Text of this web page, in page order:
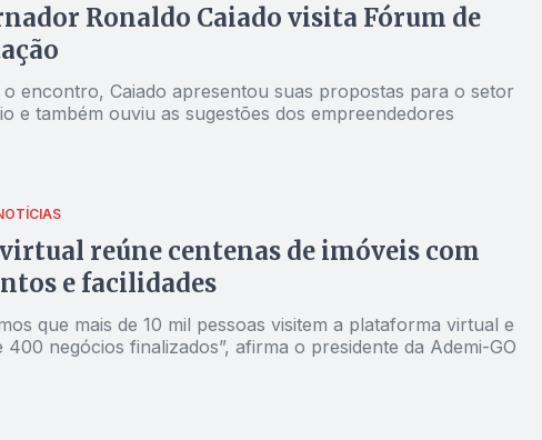
Ronaldo Caiado visita Fórum de
encontro, Caiado apresentou suas propostas para o setor
e também ouviu as sugestões dos empreendedores
reúne centenas de imóveis com
e facilidades
que mais de 10 mil pessoas visitem a plataforma virtual e
400 negócios finalizados”, afirma o presidente da Ademi-GO